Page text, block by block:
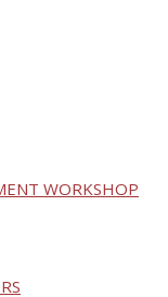
WORKSHOP